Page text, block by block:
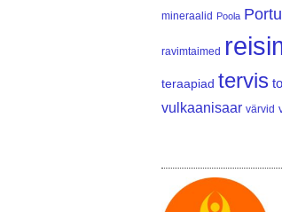
mineraalid Poola
ravimtaimed
teraapiad tervis
vulkaanisaar värvid